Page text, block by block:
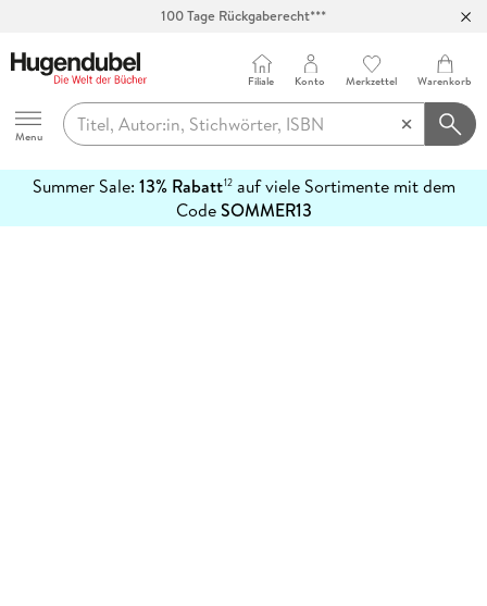
100 Tage Rückgaberecht***
Hugendubel
Menu
Filiale Konto Merkzettel Warenkorb
Summer Sale: 13% Rabatt12auf viele Sortimente mit dem
CodeSOMMER13
erfahren